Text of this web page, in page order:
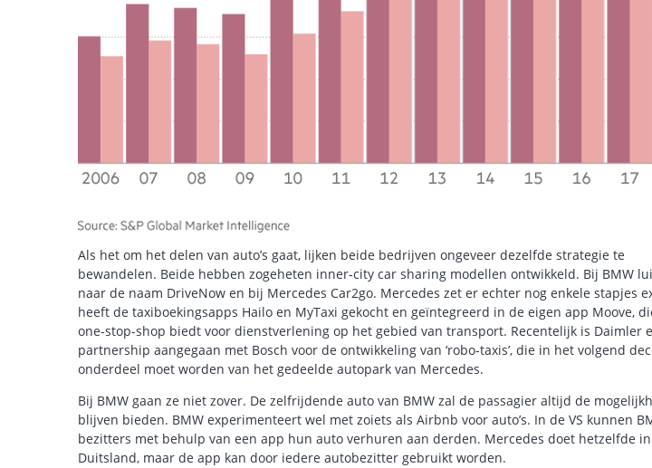
Als het om het delen van auto’s gaat, lijken beide bedrijven ongeveer dezelfde strategie te
bewandelen. Beide hebben zogeheten inner-city car sharing modellen ontwikkeld. Bij BMW
naar de naam DriveNow en bij Mercedes Car2go. Mercedes zet er echter nog enkele stapjes
heeft de taxiboekingsapps Hailo en MyTaxi gekocht en geïntegreerd in de eigen app Moove,
one-stop-shop biedt voor dienstverlening op het gebied van transport. Recentelijk is Daimler
partnership aangegaan met Bosch voor de ontwikkeling van ‘robo-taxis’, die in het volgend
onderdeel moet worden van het gedeelde autopark van Mercedes.
Bij BMW gaan ze niet zover. De zelfrijdende auto van BMW zal de passagier altijd de
blijven bieden. BMW experimenteert wel met zoiets als Airbnb voor auto’s. In de VS kunnen
bezitters met behulp van een app hun auto verhuren aan derden. Mercedes doet hetzelfde in
Duitsland, maar de app kan door iedere autobezitter gebruikt worden.